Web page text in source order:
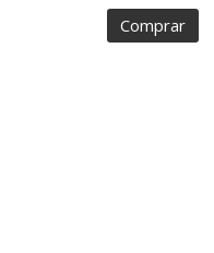
Comprar